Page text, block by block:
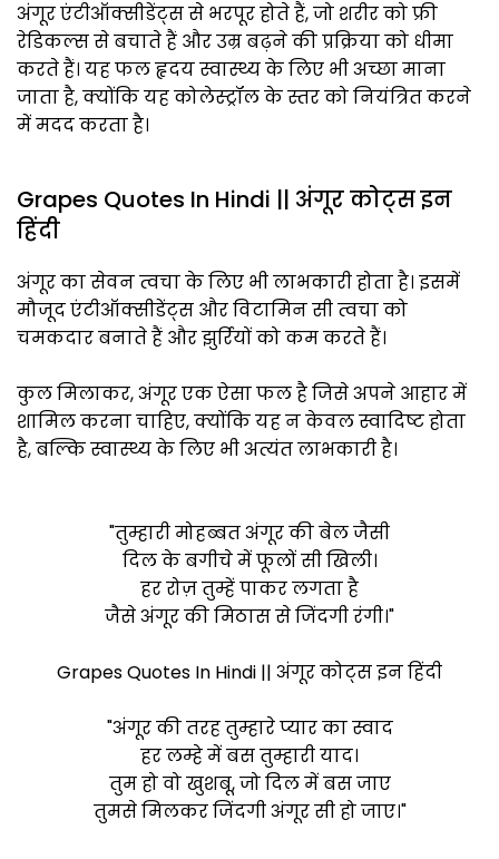
अंगूर एंटीऑक्सीडेंट्स से भरपूर होते हैं, जो शरीर को फ्री
रेडिकल्स से बचाते हैं और उम्र बढ़ने की प्रक्रिया को धीमा
करते हैं। यह फल हृदय स्वास्थ्य के लिए भी अच्छा माना
जाता है, क्योंकि यह कोलेस्ट्रॉल के स्तर को नियंत्रित करने
में मदद करता है।
Grapes Quotes In Hindi || अंगूर कोट्स इन
हिंदी
अंगूर का सेवन त्वचा के लिए भी लाभकारी होता है। इसमें
मौजूद एंटीऑक्सीडेंट्स और विटामिन सी त्वचा को
चमकदार बनाते हैं और झुर्रियों को कम करते हैं।
कुल मिलाकर, अंगूर एक ऐसा फल है जिसे अपने आहार में
शामिल करना चाहिए, क्योंकि यह न केवल स्वादिष्ट होता
है, बल्कि स्वास्थ्य के लिए भी अत्यंत लाभकारी है।
"तुम्हारी मोहब्बत अंगूर की बेल जैसी
दिल के बगीचे में फूलों सी खिली।
हर रोज़ तुम्हें पाकर लगता है
जैसे अंगूर की मिठास से जिंदगी रंगी।"
Grapes Quotes In Hindi || अंगूर कोट्स इन हिंदी
"अंगूर की तरह तुम्हारे प्यार का स्वाद
हर लम्हे में बस तुम्हारी याद।
तुम हो वो खुशबू, जो दिल में बस जाए
तुमसे मिलकर जिंदगी अंगूर सी हो जाए।"